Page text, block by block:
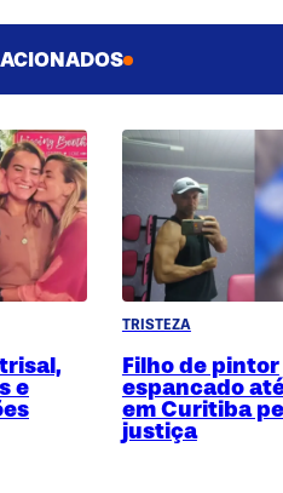
e
TRISTEZA
Filho de pintor
espancado
em Curitiba
justiça